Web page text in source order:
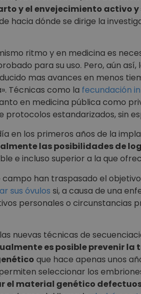
y el envejecimiento activo
hacia dónde se dirige la
ritmo y en medicina es
para su uso. Pero, aún así,
mas avances en menos
Técnicas como la fecundación
en medicina pública como
protocolos estandarizados, sin
en los primeros años de la
las posibilidades de
e incluso superior a la que
han traspasado el
sus óvulos si, a causa de una
personales o circunstancias
nuevas técnicas de
es posible prevenir
que hace apenas unos
seleccionar los
el material genético